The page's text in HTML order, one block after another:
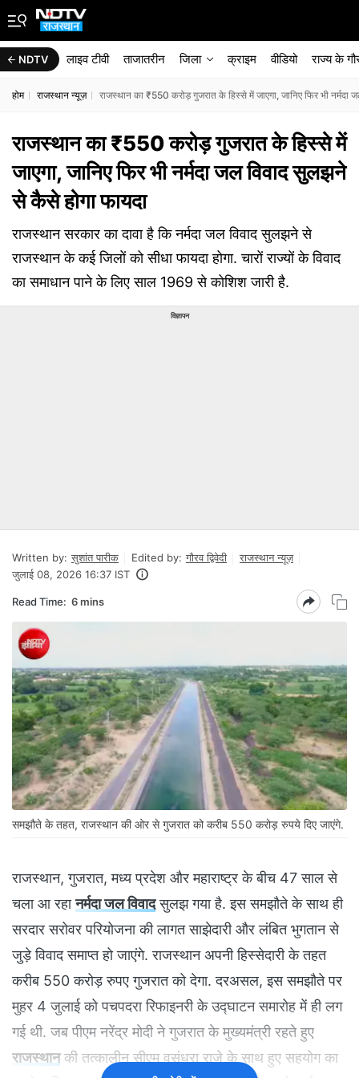
NDTV लाइव टीवी ताजातरीन जिला क्राइम वीडियो राज्‍य के
होम राजस्थान न्यूज़ राजस्थान का ₹550 करोड़ गुजरात के हिस्से में जाएगा, जानिए फिर भी
राजस्थान का ₹550 करोड़ गुजरात के हिस्से में
जाएगा, जानिए फिर भी नर्मदा जल विवाद सुलझने
से कैसे होगा फायदा
राजस्थान सरकार का दावा है कि नर्मदा जल विवाद सुलझने से
राजस्थान के कई जिलों को सीधा फायदा होगा. चारों राज्यों के विवाद
का समाधान पाने के लिए साल 1969 से कोशिश जारी है.
विज्ञापन
Written by: सुशांत पारीक Edited by: गौरव द्विवेदी
राजस्थान न्यूज़
जुलाई 08, 2026 16:37 IST
Read Time: 6 mins
समझौते के तहत, राजस्थान की ओर से गुजरात को करीब 550 करोड़ रुपये दिए जाएंगे.
राजस्थान, गुजरात, मध्य प्रदेश और महाराष्ट्र के बीच 47 साल से
चला आ रहानर्मदा जल विवादसुलझ गया है. इस समझौते के साथ ही
सरदार सरोवर परियोजना की लागत साझेदारी और लंबित भुगतान से
जुड़े विवाद समाप्त हो जाएंगे. राजस्थान अपनी हिस्सेदारी के तहत
करीब 550 करोड़ रुपए गुजरात को देगा. दरअसल, इस समझौते पर
मुहर 4 जुलाई को पचपदरा रिफाइनरी के उद्घाटन समारोह में ही लग
गई थी. जब पीएम नरेंद्र मोदी ने गुजरात के मुख्यमंत्री रहते हुए
राजस्थानकी तत्कालीन सीएम वसुंधरा राजे के साथ हुए सहयोग का